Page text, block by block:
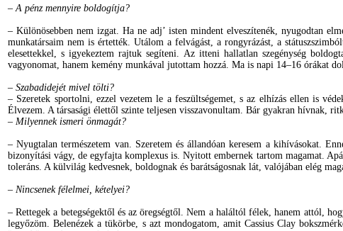
– A pénz mennyire boldogítja?
– Különösebben nem izgat. Ha ne adj’ isten mindent elveszítenék, nyugodtan
munkatársaim nem is értették. Utálom a felvágást, a rongyrázást, a
elesettekkel, s igyekeztem rajtuk segíteni. Az itteni hallatlan szegénység
vagyonomat, hanem kemény munkával jutottam hozzá. Ma is napi 14–16 órákat
– Szabadidejét mivel tölti?
– Szeretek sportolni, ezzel vezetem le a feszültségemet, s az elhízás ellen is
Élvezem. A társasági élettől szinte teljesen visszavonultam. Bár gyakran hívnak,
– Milyennek ismeri önmagát?
– Nyugtalan természetem van. Szeretem és állandóan keresem a kihívásokat.
bizonyítási vágy, de egyfajta komplexus is. Nyitott embernek tartom magamat.
toleráns. A külvilág kedvesnek, boldognak és barátságosnak lát, valójában elég
– Nincsenek félelmei, kételyei?
– Rettegek a betegségektől és az öregségtől. Nem a haláltól félek, hanem attól,
legyőzöm. Belenézek a tükörbe, s azt mondogatom, amit Cassius Clay